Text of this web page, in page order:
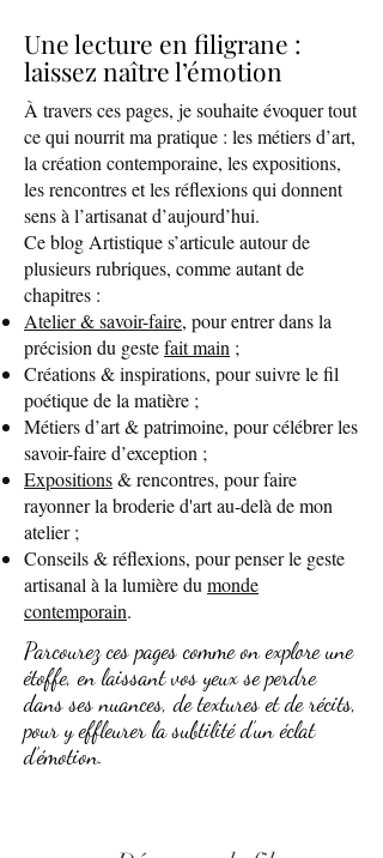
Une lecture en filigrane :
laissez naître l’émotion
À travers ces pages, je souhaite évoquer tout
ce qui nourrit ma pratique : les métiers d’art,
la création contemporaine, les expositions,
les rencontres et les réflexions qui donnent
sens à l’artisanat d’aujourd’hui.
Ce blog Artistique s’articule autour de
plusieurs rubriques, comme autant de
chapitres :
Atelier & savoir-faire, pour entrer dans la
précision du gestefait main ;
Créations & inspirations, pour suivre le fil
poétique de la matière ;
Métiers d’art & patrimoine, pour célébrer les
savoir-faire d’exception ;
Expositions& rencontres, pour faire
rayonner la broderie d'art au-delà de mon
atelier ;
Conseils & réflexions, pour penser le geste
artisanal à la lumière dumonde
contemporain.
Parcourez ces pages comme on explore une
étoffe, en laissant vos yeux se perdre
dans ses nuances, de textures et de récits,
pour y effleurer la subtilité d’un éclat
d’émotion.